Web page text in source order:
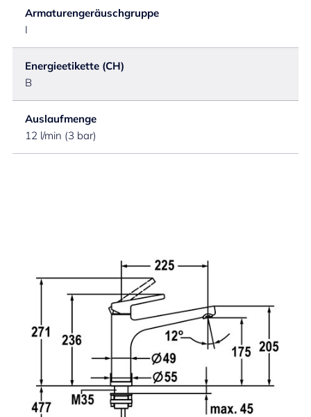
Armaturengeräuschgruppe
I
Energieetikette (CH)
B
Auslaufmenge
12 l/min (3 bar)